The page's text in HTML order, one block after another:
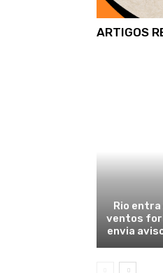
ARTIGOS
Rio
ventos
envia